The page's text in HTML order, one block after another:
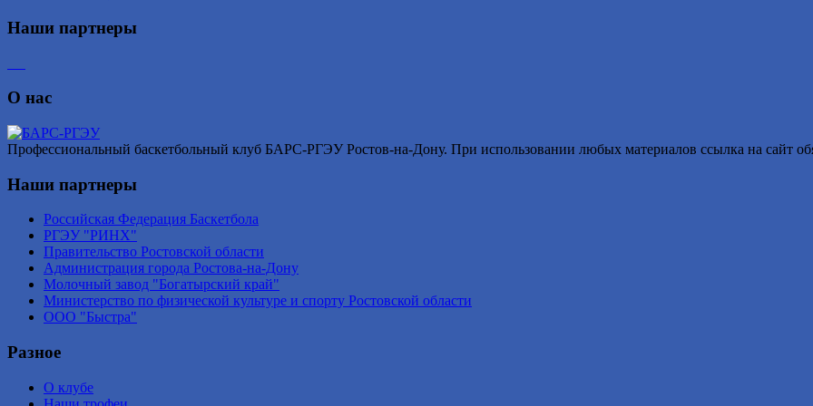
Наши партнеры
О нас
Профессиональный баскетбольный клуб БАРС-РГЭУ Ростов-на-Дону. При использовании любых материалов ссылка на сайт
Наши партнеры
Российская Федерация Баскетбола
РГЭУ "РИНХ"
Правительство Ростовской области
Администрация города Ростова-на-Дону
Молочный завод "Богатырский край"
Министерство по физической культуре и спорту Ростовской области
ООО "Быстра"
Разное
О клубе